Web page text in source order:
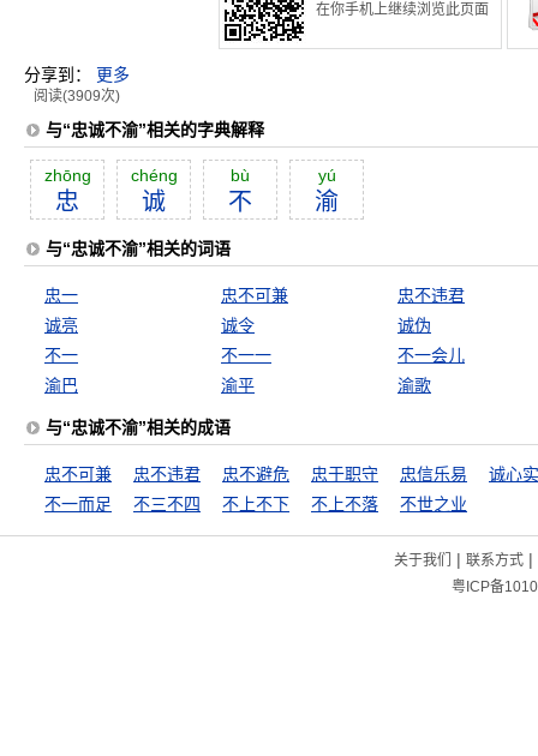
在你手机上继续浏览此页面
分享到： 更多
阅读(3909次)
与“忠诚不渝”相关的字典解释
zhōng
忠
chéng
诚
bù
不
yú
渝
与“忠诚不渝”相关的词语
忠一 忠不可兼
忠不违君
诚亮
诚令
诚伪
不一
不一一
不一会儿
渝巴
渝平 渝歌
与“忠诚不渝”相关的成语
忠不可兼 忠不违君 忠不避危 忠于职守 忠信乐易
诚心
不一而足
不三不四 不上不下 不上不落 不世之业
关于我们 | 联系方式|
粤ICP备